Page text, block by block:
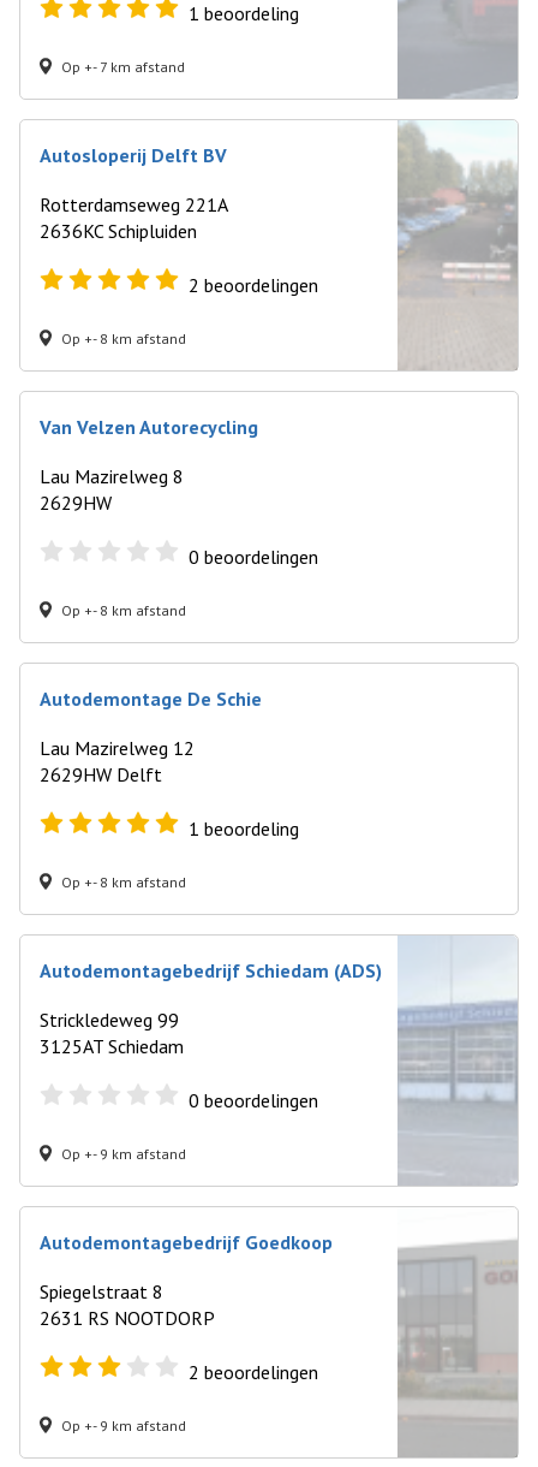
1 beoordeling
Op +- 7 km afstand
Autosloperij Delft BV
Rotterdamseweg 221A
2636KC Schipluiden
2 beoordelingen
Op +- 8 km afstand
Van Velzen Autorecycling
Lau Mazirelweg 8
2629HW
0 beoordelingen
Op +- 8 km afstand
Autodemontage De Schie
Lau Mazirelweg 12
2629HW Delft
1 beoordeling
Op +- 8 km afstand
Autodemontagebedrijf Schiedam (ADS)
Strickledeweg 99
3125AT Schiedam
0 beoordelingen
Op +- 9 km afstand
Autodemontagebedrijf Goedkoop
Spiegelstraat 8
2631 RS NOOTDORP
2 beoordelingen
Op +- 9 km afstand